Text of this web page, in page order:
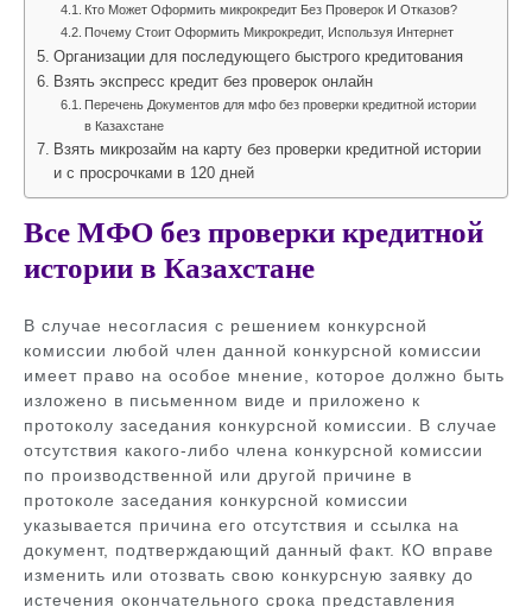
Кто Может Оформить микрокредит Без Проверок И Отказов?
Почему Стоит Оформить Микрокредит, Используя Интернет
Организации для последующего быстрого кредитования
Взять экспресс кредит без проверок онлайн
Перечень Документов для мфо без проверки кредитной истории
в Казахстане
Взять микрозайм на карту без проверки кредитной истории
и с просрочками в 120 дней
Все МФО без проверки кредитной
истории в Казахстане
В случае несогласия с решением конкурсной
комиссии любой член данной конкурсной комиссии
имеет право на особое мнение, которое должно быть
изложено в письменном виде и приложено к
протоколу заседания конкурсной комиссии. В случае
отсутствия какого-либо члена конкурсной комиссии
по производственной или другой причине в
протоколе заседания конкурсной комиссии
указывается причина его отсутствия и ссылка на
документ, подтверждающий данный факт. КО вправе
изменить или отозвать свою конкурсную заявку до
истечения окончательного срока представления